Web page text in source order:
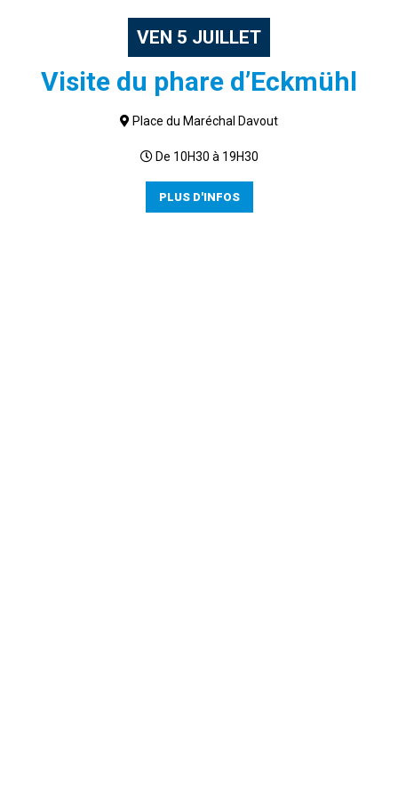
VEN 5 JUILLET
Visite du phare d’Eckmühl
Place du Maréchal Davout
De 10H30 à 19H30
PLUS D'INFOS